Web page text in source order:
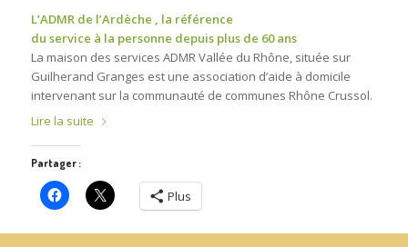
L’ADMR de l’Ardèche , la référence
du service à la personne depuis plus de 60 ans
La maison des services ADMR Vallée du Rhône, située sur
Guilherand Granges est une association d’aide à domicile
intervenant sur la communauté de communes Rhône Crussol.
Lire la suite
Partager :
Plus